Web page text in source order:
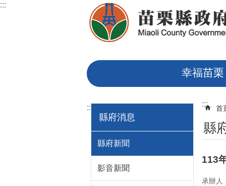
跳到主要內容區塊
:::
幸福苗栗
:::
縣府消息
縣府新聞
影音新聞
::: 首
縣
113
承辦人